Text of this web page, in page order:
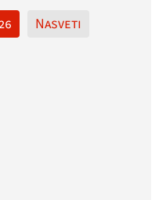
Nasveti